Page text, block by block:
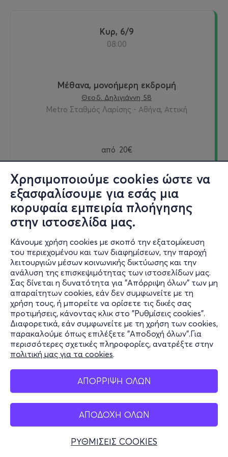
Χρησιμοποιούμε cookies ώστε να
εξασφαλίσουμε για εσάς μια
κορυφαία εμπειρία πλοήγησης
στην ιστοσελίδα μας.
Κάνουμε χρήση cookies με σκοπό την εξατομίκευση
του περιεχομένου και των διαφημίσεων, την παροχή
λειτουργιών μέσων κοινωνικής δικτύωσης και την
ανάλυση της επισκεψιμότητας των ιστοσελίδων μας.
Σας δίνεται η δυνατότητα για "Απόρριψη όλων" των μη
απαραίτητων cookies, εάν δεν συμφωνείτε με τη
χρήση τους, ή μπορείτε να ορίσετε τις δικές σας
προτιμήσεις, κάνοντας κλικ στο "Ρυθμίσεις cookies".
Διαφορετικά, εάν συμφωνείτε με τη χρήση των cookies,
παρακαλούμε όπως επιλέξετε "Αποδοχή όλων".Για
περισσότερες σχετικές πληροφορίες, ανατρέξτε στην
πολιτική μας για τα cookies.
ΑΠΟΡΡΙΨΗ ΟΛΩΝ
ΑΠΟΔΟΧΗ ΟΛΩΝ
ΡΥΘΜΙΣΕΙΣ COOKIES
Κυρ, 6/9
08:00
Μέθανα, μονοήμερη εκδρομή
Θεοδ. Δηλιγιάννη 58
Metro Σταθμός Λαρίσης - Αθήνα, Αττική
από 20€
Εισιτήρια